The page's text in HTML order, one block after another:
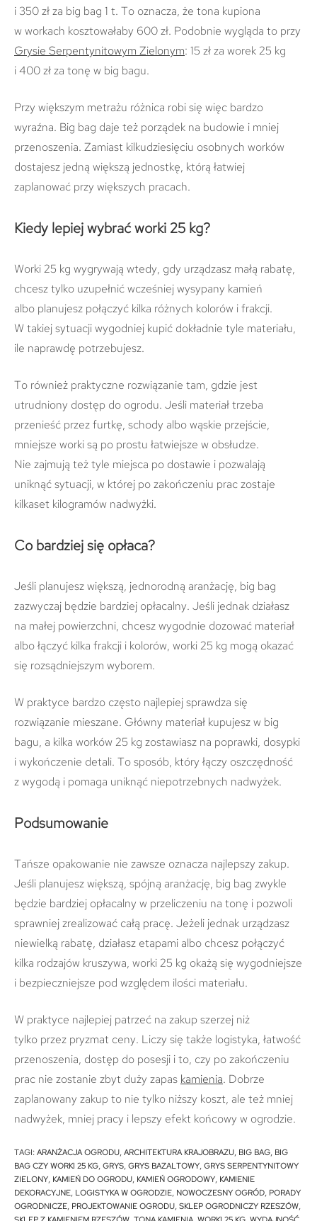
i 350 zł za big bag 1 t. To oznacza, że tona kupiona
w workach kosztowałaby 600 zł. Podobnie wygląda to przy
Grysie Serpentynitowym Zielonym: 15 zł za worek 25 kg
i 400 zł za tonę w big bagu.
Przy większym metrażu różnica robi się więc bardzo
wyraźna. Big bag daje też porządek na budowie i mniej
przenoszenia. Zamiast kilkudziesięciu osobnych worków
dostajesz jedną większą jednostkę, którą łatwiej
zaplanować przy większych pracach.
Kiedy lepiej wybrać worki 25 kg?
Worki 25 kg wygrywają wtedy, gdy urządzasz małą rabatę,
chcesz tylko uzupełnić wcześniej wysypany kamień
albo planujesz połączyć kilka różnych kolorów i frakcji.
W takiej sytuacji wygodniej kupić dokładnie tyle materiału,
ile naprawdę potrzebujesz.
To również praktyczne rozwiązanie tam, gdzie jest
utrudniony dostęp do ogrodu. Jeśli materiał trzeba
przenieść przez furtkę, schody albo wąskie przejście,
mniejsze worki są po prostu łatwiejsze w obsłudze.
Nie zajmują też tyle miejsca po dostawie i pozwalają
uniknąć sytuacji, w której po zakończeniu prac zostaje
kilkaset kilogramów nadwyżki.
Co bardziej się opłaca?
Jeśli planujesz większą, jednorodną aranżację, big bag
zazwyczaj będzie bardziej opłacalny. Jeśli jednak działasz
na małej powierzchni, chcesz wygodnie dozować materiał
albo łączyć kilka frakcji i kolorów, worki 25 kg mogą okazać
się rozsądniejszym wyborem.
W praktyce bardzo często najlepiej sprawdza się
rozwiązanie mieszane. Główny materiał kupujesz w big
bagu, a kilka worków 25 kg zostawiasz na poprawki, dosypki
i wykończenie detali. To sposób, który łączy oszczędność
z wygodą i pomaga uniknąć niepotrzebnych nadwyżek.
Podsumowanie
Tańsze opakowanie nie zawsze oznacza najlepszy zakup.
Jeśli planujesz większą, spójną aranżację, big bag zwykle
będzie bardziej opłacalny w przeliczeniu na tonę i pozwoli
sprawniej zrealizować całą pracę. Jeżeli jednak urządzasz
niewielką rabatę, działasz etapami albo chcesz połączyć
kilka rodzajów kruszywa, worki 25 kg okażą się wygodniejsze
i bezpieczniejsze pod względem ilości materiału.
W praktyce najlepiej patrzeć na zakup szerzej niż
tylko przez pryzmat ceny. Liczy się także logistyka, łatwość
przenoszenia, dostęp do posesji i to, czy po zakończeniu
prac nie zostanie zbyt duży zapas kamienia. Dobrze
zaplanowany zakup to nie tylko niższy koszt, ale też mniej
nadwyżek, mniej pracy i lepszy efekt końcowy w ogrodzie.
TAGI: ARANŻACJA OGRODU, ARCHITEKTURA KRAJOBRAZU, BIG BAG, BIG
BAG CZY WORKI 25 KG, GRYS, GRYS BAZALTOWY, GRYS SERPENTYNITOWY
ZIELONY, KAMIEŃ DO OGRODU, KAMIEŃ OGRODOWY, KAMIENIE
DEKORACYJNE, LOGISTYKA W OGRODZIE, NOWOCZESNY OGRÓD, PORADY
OGRODNICZE, PROJEKTOWANIE OGRODU, SKLEP OGRODNICZY RZESZÓW,